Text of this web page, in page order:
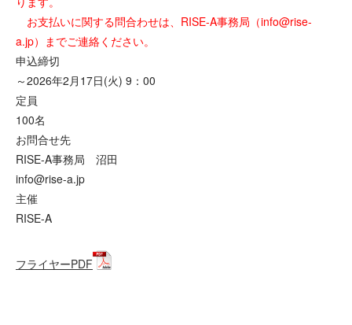
お支払いに関する問合わせは、RISE-A事務局（info@rise-
a.jp）までご連絡ください。
申込締切
～2026年2月17日(火) 9：00
定員
100名
お問合せ先
RISE-A事務局 沼田
info@rise-a.jp
主催
RISE-A
フライヤーPDF